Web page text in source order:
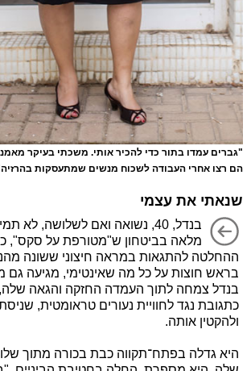
"גברים עמדו בתור כדי להכיר אותי. משכתי בעיקר
הם רצו אחרי העבודה לשכוח מנשים שמתעסקות
שנאתי את עצמי
בנדל, 40, נשואה ואם לשלושה, לא
מלאה בביטחון ש"מטורפת על סקס",
ההחלטה להתגאות במראה חיצוני ששונה
בראש חוצות על כל מה שאינטימי, מגיעה גם
בנדל צמחה לתוך העמדה החזקה והגאה
כתגובת נגד לחוויית נעורים טראומטית,
ולהקטין אותה.
היא גדלה בפתח־תקווה כבת בכורה מתוך